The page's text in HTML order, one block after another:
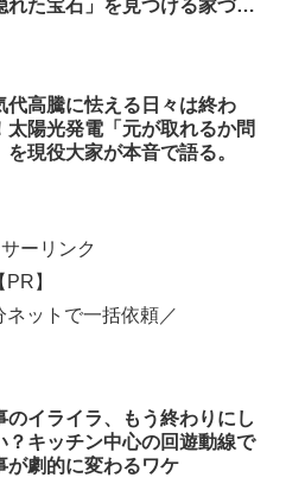
れた宝石」を見つける家づく
代高騰に怯える日々は終わ
太陽光発電「元が取れるか問
を現役大家が本音で語る。
ーリンク
PR】
ネットで一括依頼／
のイライラ、もう終わりにし
？キッチン中心の回遊動線で
が劇的に変わるワケ